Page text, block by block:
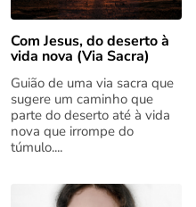
Com Jesus, do deserto à
vida nova (Via Sacra)
Guião de uma via sacra que
sugere um caminho que
parte do deserto até à vida
nova que irrompe do
túmulo....